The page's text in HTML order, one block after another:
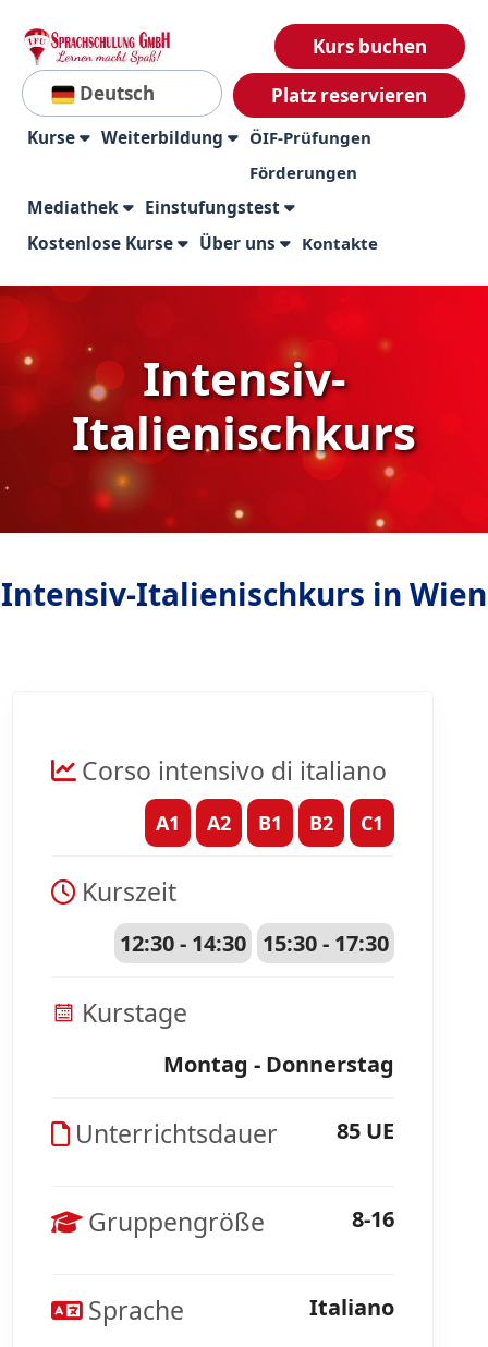
Deutsch
Kurs buchen
Platz reservieren
Kurse Weiterbildung
ÖIF-Prüfungen
Förderungen
Mediathek
Einstufungstest
Kostenlose Kurse
Über uns Kontakte
Intensiv-
Italienischkurs
Intensiv-Italienischkurs in Wien
Corso intensivo di italiano
A1 A2 B1 B2 C1
Kurszeit
12:30 - 14:30 15:30 - 17:30
Kurstage
Montag - Donnerstag
Unterrichtsdauer 85 UE
Gruppengröße 8-16
Sprache Italiano